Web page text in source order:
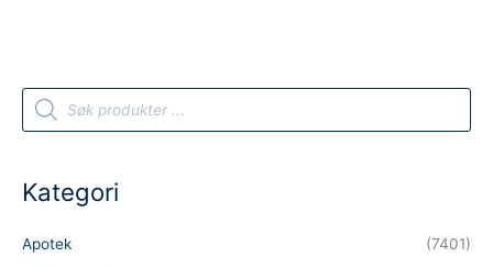
P
d
t
s
a
r
Kategori
Apotek (7401)